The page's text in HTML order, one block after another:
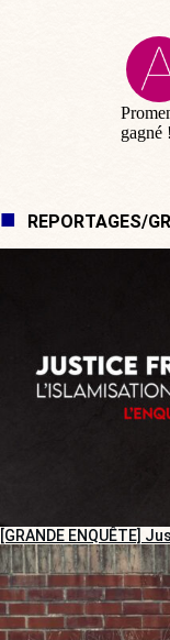
gagné !
REPORTAGES/
[GRANDE ENQUÊTE]